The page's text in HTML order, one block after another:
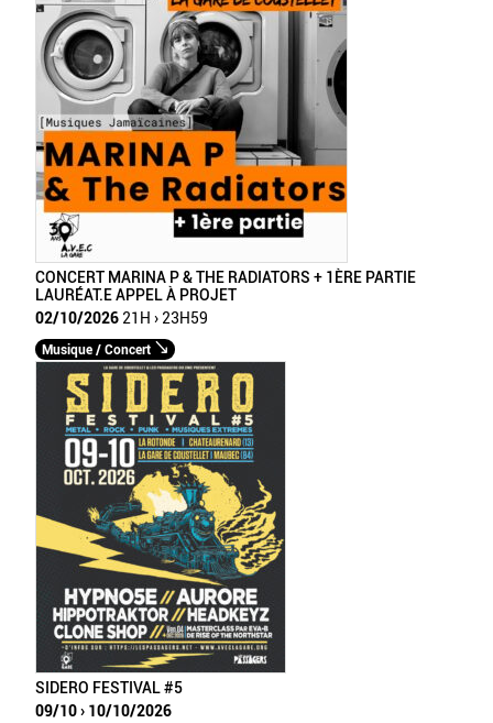
CONCERT MARINA P & THE RADIATORS + 1ÈRE PARTIE
LAURÉAT.E APPEL À PROJET
02/10/2026 21H › 23H59
Musique / Concert
SIDERO FESTIVAL #5
09/10 › 10/10/2026